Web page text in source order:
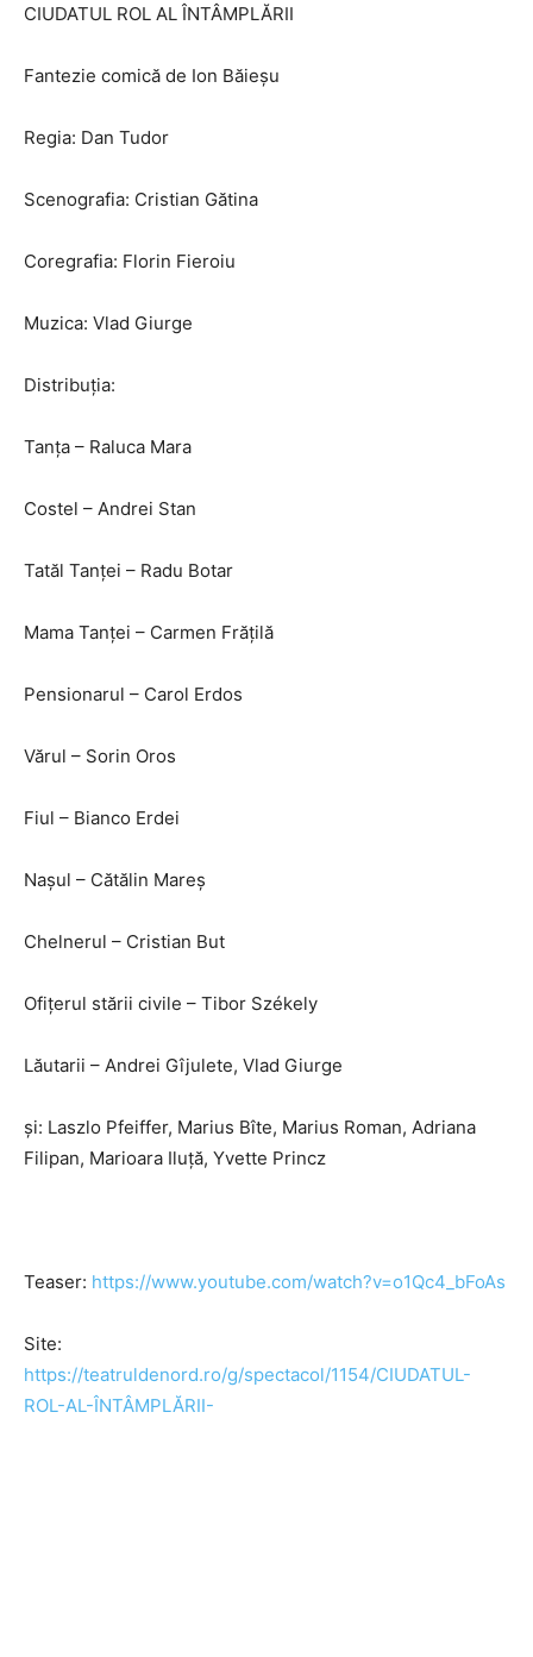
CIUDATUL ROL AL ÎNTÂMPLĂRII
Fantezie comică de Ion Băieșu
Regia: Dan Tudor
Scenografia: Cristian Gătina
Coregrafia: Florin Fieroiu
Muzica: Vlad Giurge
Distribuția:
Tanța – Raluca Mara
Costel – Andrei Stan
Tatăl Tanței – Radu Botar
Mama Tanței – Carmen Frățilă
Pensionarul – Carol Erdos
Vărul – Sorin Oros
Fiul – Bianco Erdei
Nașul – Cătălin Mareș
Chelnerul – Cristian But
Ofițerul stării civile – Tibor Székely
Lăutarii – Andrei Gîjulete, Vlad Giurge
și: Laszlo Pfeiffer, Marius Bîte, Marius Roman, Adriana
Filipan, Marioara Iluță, Yvette Princz
Teaser: https://www.youtube.com/watch?v=o1Qc4_bFoAs
Site:
https://teatruldenord.ro/g/spectacol/1154/CIUDATUL-
ROL-AL-ÎNTÂMPLĂRII-